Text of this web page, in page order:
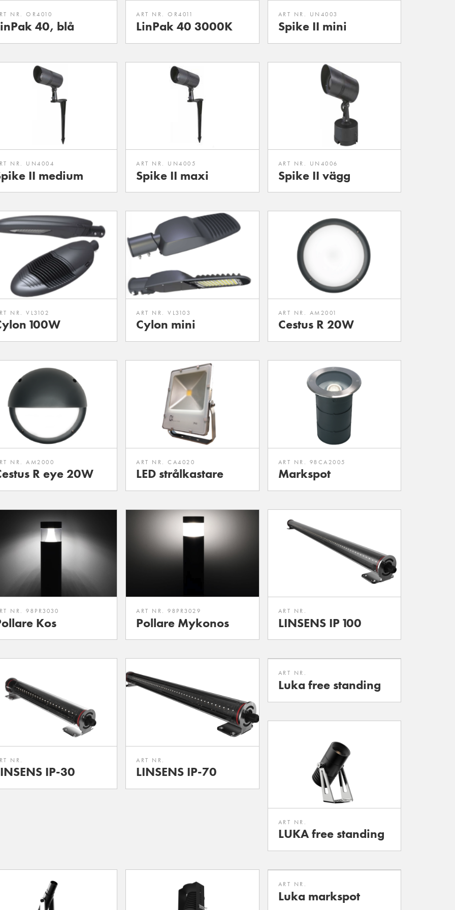
NR. OR4010
40, blå
ART NR. OR4011
LinPak 40 3000K
ART NR. UN4003
Spike II mini
NR. UN4004
II medium
ART NR. UN4005
Spike II maxi
ART NR. UN4006
Spike II vägg
NR. VL3102
100W
ART NR. VL3103
Cylon mini
ART NR. AM2001
Cestus R 20W
NR. AM2000
R eye 20W
ART NR. CA4020
LED strålkastare
ART NR. 98CA2005
Markspot
NR. 98PR3030
Kos
ART NR. 98PR3029
Pollare Mykonos
ART NR.
LINSENS IP 100
NR.
IP-30
ART NR.
LINSENS IP-70
ART NR.
Luka free standing
ART NR.
LUKA free standing
ART NR.
Luka markspot